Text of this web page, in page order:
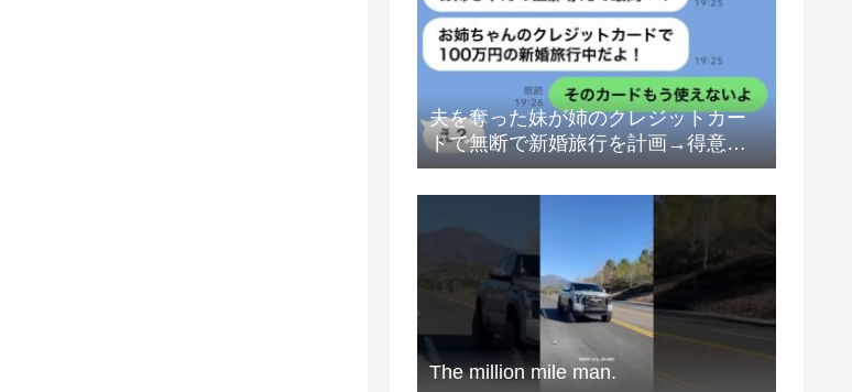
夫を奪った妹が姉のクレジットカー
ドで無断で新婚旅行を計画→得意げ
な妹に「カードは解約したから」と
伝えた時の反応が…ｗ
The million mile man.